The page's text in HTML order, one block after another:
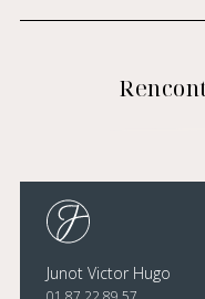
Junot Victor Hugo